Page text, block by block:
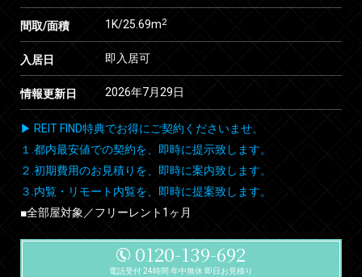
間取/面積 1K/25.69m2
入居日 即入居可
情報更新日 2026年7月29日
▶ REIT FIND特典でお得にご契約くださいませ。
１.都内最安値での契約を、即時に提示致します。
２.初期費用のお見積りを、即時に案内致します。
３.内覧・リモート内覧を、即時に提案致します。
■全部屋対象／フリーレント1ヶ月
0120-139-692
電話受付 24時間 年中無休 即日お見積り